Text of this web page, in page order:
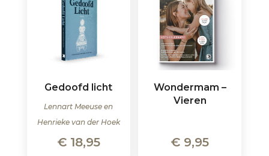
Gedoofd licht
Lennart Meeuse en
Henrieke van der Hoek
€18,95
Wondermam –
Vieren
€ 9,95